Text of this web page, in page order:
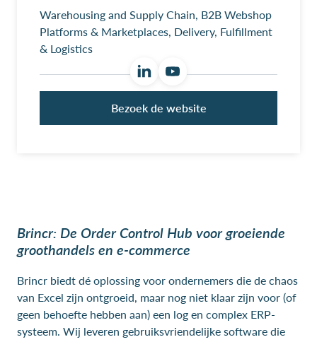
Warehousing and Supply Chain, B2B Webshop
Platforms & Marketplaces, Delivery, Fulfillment
& Logistics
Bezoek de website
Brincr: De Order Control Hub voor groeiende
groothandels en e-commerce
Brincr biedt dé oplossing voor ondernemers die de chaos
van Excel zijn ontgroeid, maar nog niet klaar zijn voor (of
geen behoefte hebben aan) een log en complex ERP-
systeem. Wij leveren gebruiksvriendelijke software die